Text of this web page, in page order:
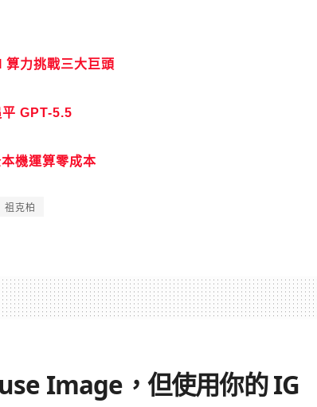
算力挑戰三大巨頭
GPT-5.5
機運算零成本
祖克柏
Image，但使用你的 IG